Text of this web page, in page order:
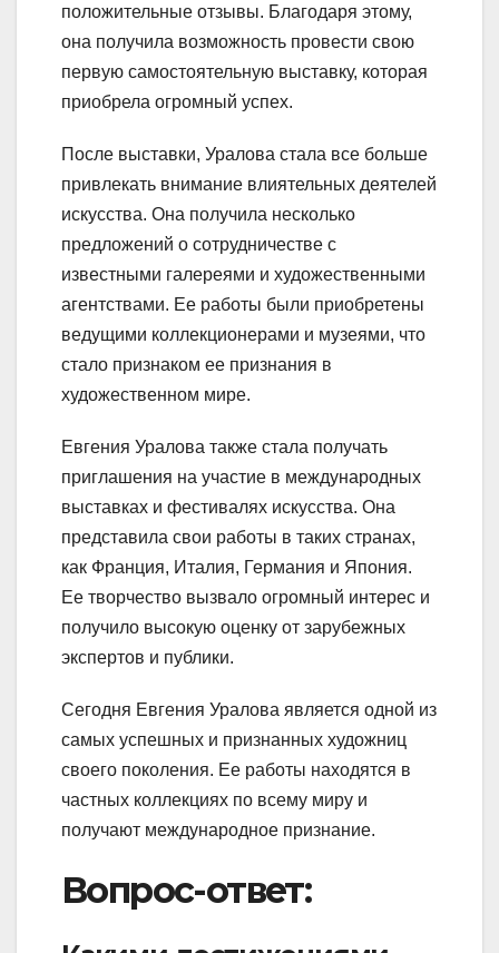
положительные отзывы. Благодаря этому,
она получила возможность провести свою
первую самостоятельную выставку, которая
приобрела огромный успех.
После выставки, Уралова стала все больше
привлекать внимание влиятельных деятелей
искусства. Она получила несколько
предложений о сотрудничестве с
известными галереями и художественными
агентствами. Ее работы были приобретены
ведущими коллекционерами и музеями, что
стало признаком ее признания в
художественном мире.
Евгения Уралова также стала получать
приглашения на участие в международных
выставках и фестивалях искусства. Она
представила свои работы в таких странах,
как Франция, Италия, Германия и Япония.
Ее творчество вызвало огромный интерес и
получило высокую оценку от зарубежных
экспертов и публики.
Сегодня Евгения Уралова является одной из
самых успешных и признанных художниц
своего поколения. Ее работы находятся в
частных коллекциях по всему миру и
получают международное признание.
Вопрос-ответ: